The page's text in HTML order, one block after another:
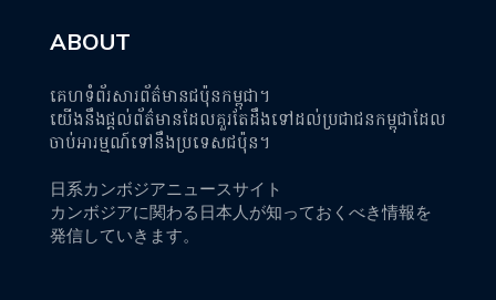
ABOUT
គេហទំព័រសារព័ត៌មានជប៉ុនកម្ពុជា។
យើងនឹងផ្តល់ព័ត៌មានដែលគួរតែដឹងទៅដល់ប្រជាជនកម្ពុជាដែល
ចាប់អារម្មណ៍ទៅនឹងប្រទេសជប៉ុន។
日系カンボジアニュースサイト
カンボジアに関わる日本人が知っておくべき情報を
発信していきます。